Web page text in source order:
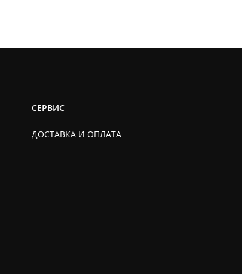
СЕРВИС
ДОСТАВКА И ОПЛАТА